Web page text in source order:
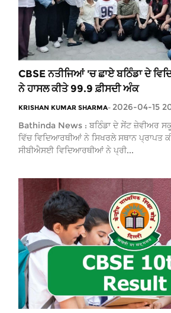
CBSE ਨਤੀਜਿਆਂ 'ਚ ਛਾਏ ਬਠਿੰਡਾ ਦੇ
ਨੇ ਹਾਸਲ ਕੀਤੇ 99.9 ਫ਼ੀਸਦੀ ਅੰਕ
KRISHAN KUMAR SHARMA- 2026-04-15
Bathinda News : ਬਠਿੰਡਾ ਦੇ ਸੇਂਟ ਜ਼ੇਵੀਅਰ
ਵਿੱਚ ਵਿਦਿਆਰਥੀਆਂ ਨੇ ਸਿਖਰਲੇ ਸਥਾਨ ਪ੍ਰਾਪਤ
ਸੀਬੀਐਸਈ ਵਿਦਿਆਰਥੀਆਂ ਨੇ ਪ੍ਰੀ...